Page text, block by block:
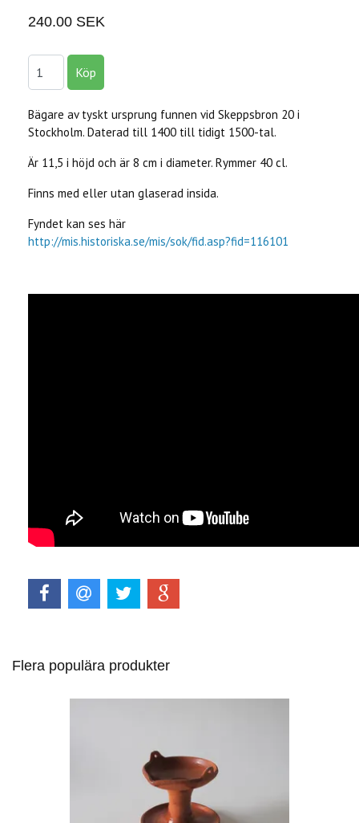
240.00 SEK
Bägare av tyskt ursprung funnen vid Skeppsbron 20 i
Stockholm. Daterad till 1400 till tidigt 1500-tal.
Är 11,5 i höjd och är 8 cm i diameter. Rymmer 40 cl.
Finns med eller utan glaserad insida.
Fyndet kan ses här
http://mis.historiska.se/mis/sok/fid.asp?fid=116101
Flera populära produkter